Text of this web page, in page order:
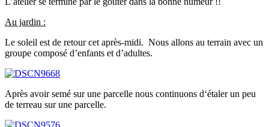
Au jardin :
Le soleil est de retour cet après-midi. Nous allons au terrain avec un
groupe composé d’enfants et d’adultes.
Après avoir semé sur une parcelle nous continuons d‘étaler un peu
de terreau sur une parcelle.